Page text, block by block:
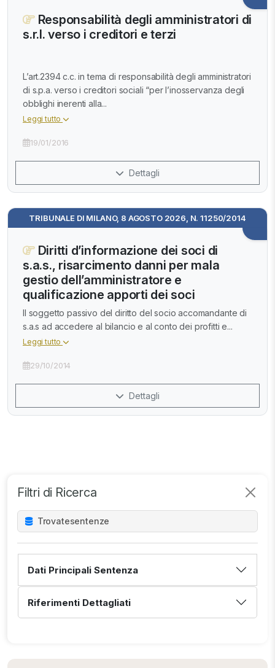
Filtri di Ricerca
Trovatesentenze
Dati Principali Sentenza
Riferimenti Dettagliati
Responsabilità degli amministratori di
s.r.l. verso i creditori e terzi
L’art.2394 c.c. in tema di responsabilità degli amministratori
di s.p.a. verso i creditori sociali “per l’inosservanza degli
obblighi inerenti alla...
Leggi tutto
19/01/2016
Dettagli
TRIBUNALE DI MILANO, 8 AGOSTO 2026, N. 11250/2014
Diritti d’informazione dei soci di
s.a.s., risarcimento danni per mala
gestio dell’amministratore e
qualificazione apporti dei soci
Il soggetto passivo del diritto del socio accomandante di
s.a.s ad accedere al bilancio e al conto dei profitti e...
Leggi tutto
29/10/2014
Dettagli